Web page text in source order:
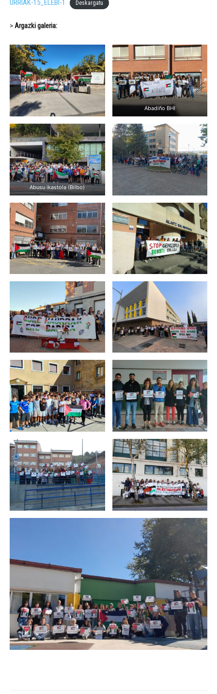
URRIAK-15_ELEBI-1 Deskargatu
>Argazki galeria:
Abadiño BHI
Abusu ikastola (Bilbo)